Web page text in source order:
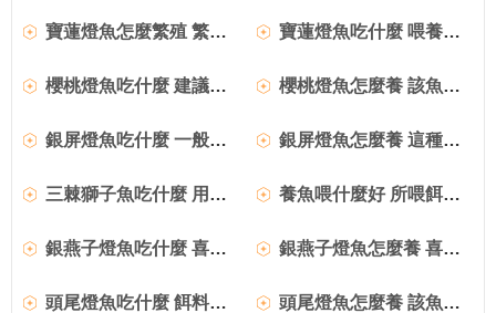
寶蓮燈魚怎麼繁殖 繁殖水要求pH5.6～6.8 寶蓮燈魚吃什麼 喂養時需要合理搭配
櫻桃燈魚吃什麼 建議喂食沉浮性飼料 櫻桃燈魚怎麼養 該魚飼養難度不大
銀屏燈魚吃什麼 一般動物性餌料均可 銀屏燈魚怎麼養 這種魚比較容易飼養
三棘獅子魚吃什麼 用小活魚喂更好 養魚喂什麼好 所喂餌料保證新鮮
銀燕子燈魚吃什麼 喜吃浮在水面的活餌 銀燕子燈魚怎麼養 喜偏酸性的軟水
頭尾燈魚吃什麼 餌料的投喂以八分飽為宜 頭尾燈魚怎麼養 該魚對水質要求不嚴格